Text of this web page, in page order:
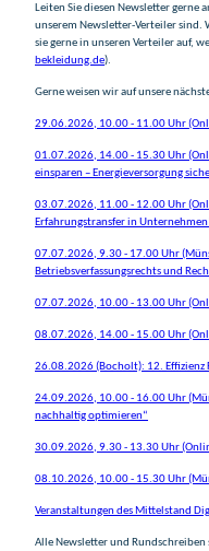
Leiten Sie diesen Newsletter
unserem Newsletter-Verteiler sind.
sie gerne in unseren Verteiler auf,
bekleidung.de).
Gerne weisen wir auf unsere
29.06.2026, 10.00 - 11.00 Uhr
01.07.2026, 14.00 - 15.30 Uhr
einsparen – Energieversorgung
03.07.2026, 11.00 - 12.00 Uhr
Erfahrungstransfer in
07.07.2026, 9.30 - 17.00 Uhr
Betriebsverfassungsrechts und
07.07.2026, 10.00 - 13.00 Uhr
08.07.2026, 14.00 - 15.00 Uhr
26.08.2026 (Bocholt): 12.
24.09.2026, 10.00 - 16.00 Uhr
nachhaltig optimieren“
30.09.2026, 9.30 - 13.30 Uhr
08.10.2026, 10.00 - 15.30 Uhr
Veranstaltungen des Mittelstand
Alle Newsletter und